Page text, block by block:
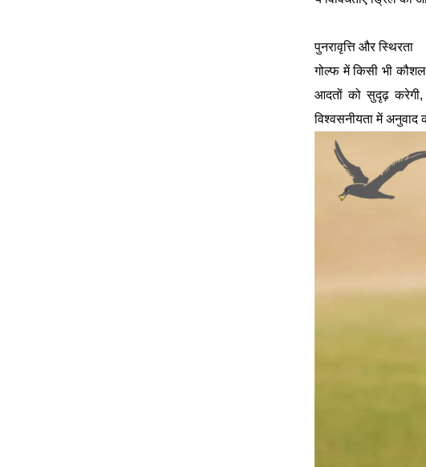
पुनरावृत्ति और स्थिरता
गोल्फ में किसी भी
आदतों को सुदृढ़ करेगी,
विश्वसनीयता में अनुवाद